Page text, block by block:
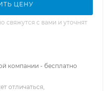
ЦЕНУ
свяжутся с вами и уточнят
компании - бесплатно
отличаться,